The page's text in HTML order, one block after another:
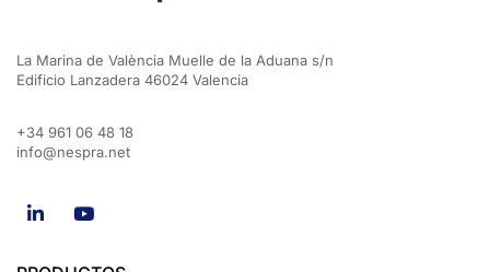
La Marina de València Muelle de la Aduana s/n
Edificio Lanzadera 46024 Valencia
+34 961 06 48 18
info@nespra.net